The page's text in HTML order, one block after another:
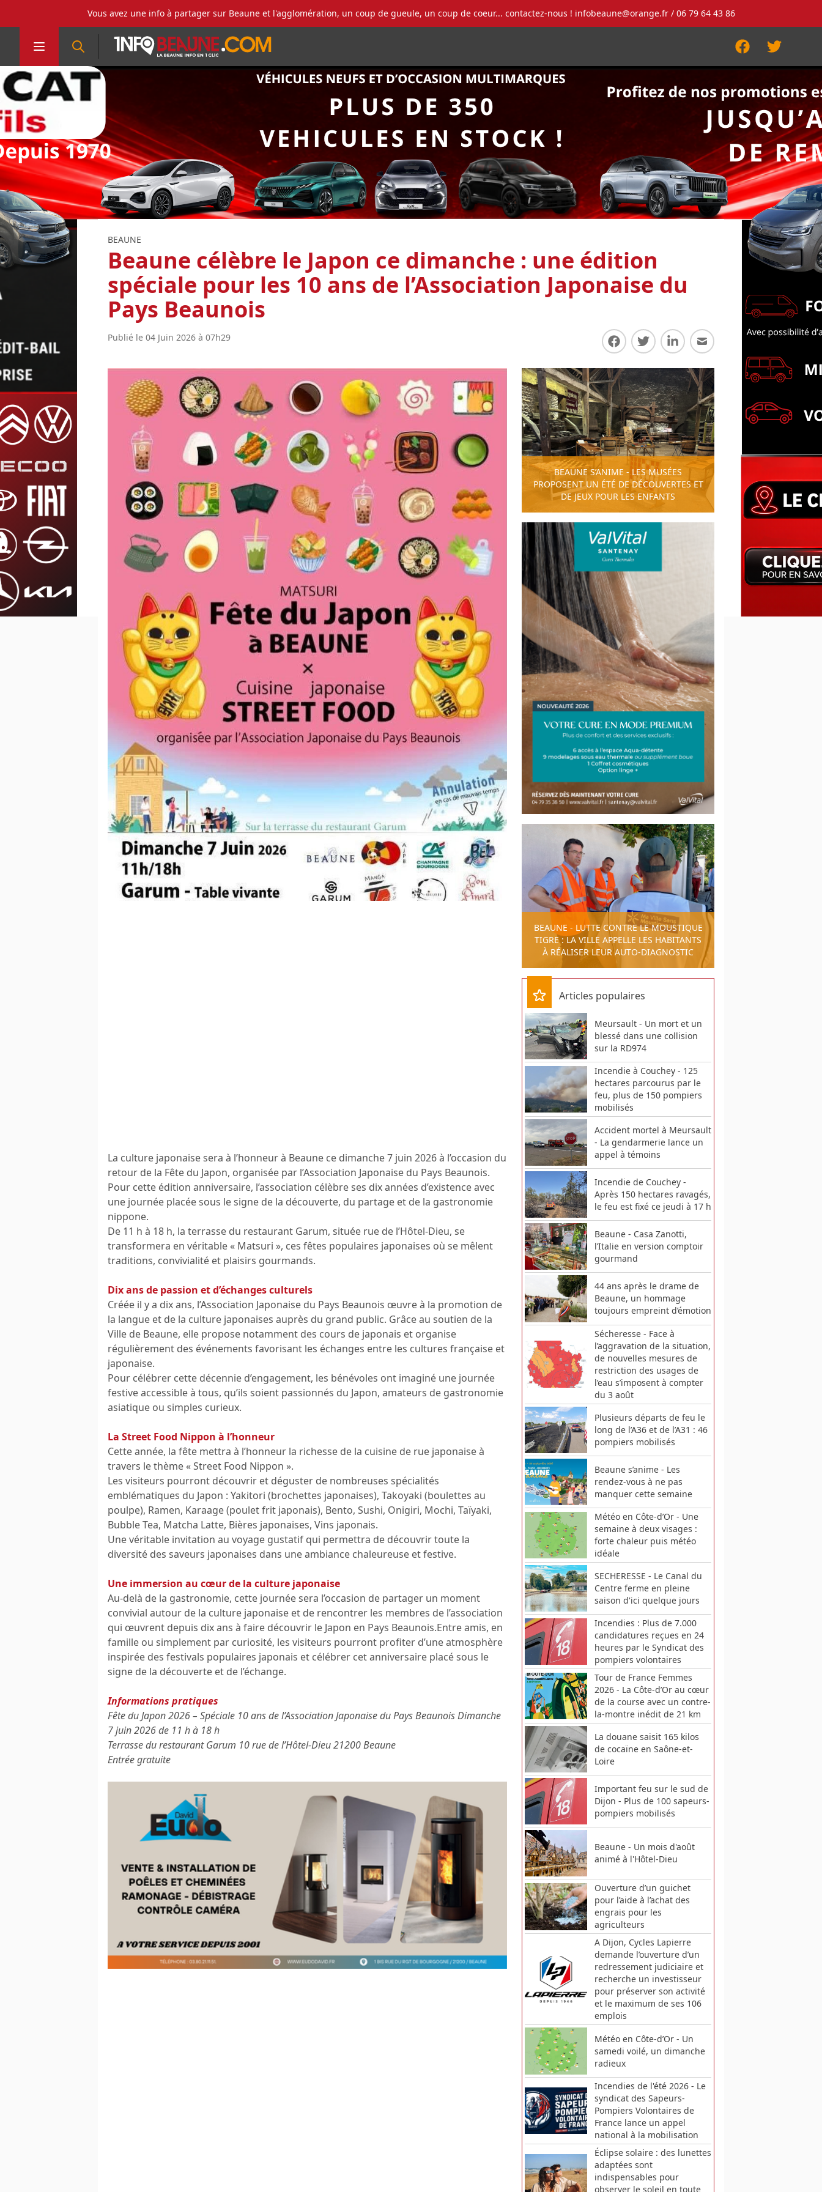
Vous avez une info à partager sur Beaune et l'agglomération, un coup de gueule, un coup de coeur... contactez-nous ! infobeaune@orange.fr/ 06 79 64 43 86
FacebookTwitter
BEAUNE
Beaune célèbre le Japon ce dimanche : une édition
spéciale pour les 10 ans de l’Association Japonaise du
Pays Beaunois
Publié le 04 Juin 2026 à 07h29
Partager sur Facebook
Partager sur Twitter
Partager sur LinkedIn
Partager par E-mail
La culture japonaise sera à l’honneur à Beaune ce dimanche 7 juin 2026 à l’occasion du
retour de la Fête du Japon, organisée par l’Association Japonaise du Pays Beaunois.
Pour cette édition anniversaire, l’association célèbre ses dix années d’existence avec
une journée placée sous le signe de la découverte, du partage et de la gastronomie
nippone.
De 11 h à 18 h, la terrasse du restaurant Garum, située rue de l’Hôtel-Dieu, se
transformera en véritable « Matsuri », ces fêtes populaires japonaises où se mêlent
traditions, convivialité et plaisirs gourmands.
Dix ans de passion et d’échanges culturels
Créée il y a dix ans, l’Association Japonaise du Pays Beaunois œuvre à la promotion de
la langue et de la culture japonaises auprès du grand public. Grâce au soutien de la
Ville de Beaune, elle propose notamment des cours de japonais et organise
régulièrement des événements favorisant les échanges entre les cultures française et
japonaise.
Pour célébrer cette décennie d’engagement, les bénévoles ont imaginé une journée
festive accessible à tous, qu’ils soient passionnés du Japon, amateurs de gastronomie
asiatique ou simples curieux.
La Street Food Nippon à l’honneur
Cette année, la fête mettra à l’honneur la richesse de la cuisine de rue japonaise à
travers le thème « Street Food Nippon ».
Les visiteurs pourront découvrir et déguster de nombreuses spécialités
emblématiques du Japon : Yakitori (brochettes japonaises), Takoyaki (boulettes au
poulpe), Ramen, Karaage (poulet frit japonais), Bento, Sushi, Onigiri, Mochi, Taïyaki,
Bubble Tea, Matcha Latte, Bières japonaises, Vins japonais.
Une véritable invitation au voyage gustatif qui permettra de découvrir toute la
diversité des saveurs japonaises dans une ambiance chaleureuse et festive.
Une immersion au cœur de la culture japonaise
Au-delà de la gastronomie, cette journée sera l’occasion de partager un moment
convivial autour de la culture japonaise et de rencontrer les membres de l’association
qui œuvrent depuis dix ans à faire découvrir le Japon en Pays Beaunois.Entre amis, en
famille ou simplement par curiosité, les visiteurs pourront profiter d’une atmosphère
inspirée des festivals populaires japonais et célébrer cet anniversaire placé sous le
signe de la découverte et de l’échange.
Informations pratiques
Fête du Japon 2026 – Spéciale 10 ans de l’Association Japonaise du Pays Beaunois Dimanche
7 juin 2026 de 11 h à 18 h
Terrasse du restaurant Garum 10 rue de l’Hôtel-Dieu 21200 Beaune
Entrée gratuite
BEAUNE S’ANIME - LES MUSÉES
PROPOSENT UN ÉTÉ DE DÉCOUVERTES ET
DE JEUX POUR LES ENFANTS
BEAUNE - LUTTE CONTRE LE MOUSTIQUE
TIGRE : LA VILLE APPELLE LES HABITANTS
À RÉALISER LEUR AUTO-DIAGNOSTIC
Articles populaires
Meursault - Un mort et un
blessé dans une collision
sur la RD974
Incendie à Couchey - 125
hectares parcourus par le
feu, plus de 150 pompiers
mobilisés
Accident mortel à Meursault
- La gendarmerie lance un
appel à témoins
Incendie de Couchey -
Après 150 hectares ravagés,
le feu est fixé ce jeudi à 17 h
Beaune - Casa Zanotti,
l’Italie en version comptoir
gourmand
44 ans après le drame de
Beaune, un hommage
toujours empreint d’émotion
Sécheresse - Face à
l’aggravation de la situation,
de nouvelles mesures de
restriction des usages de
l’eau s’imposent à compter
du 3 août
Plusieurs départs de feu le
long de l’A36 et de l’A31 : 46
pompiers mobilisés
Beaune s’anime - Les
rendez-vous à ne pas
manquer cette semaine
Météo en Côte-d’Or - Une
semaine à deux visages :
forte chaleur puis météo
idéale
SECHERESSE - Le Canal du
Centre ferme en pleine
saison d'ici quelque jours
Incendies : Plus de 7.000
candidatures reçues en 24
heures par le Syndicat des
pompiers volontaires
Tour de France Femmes
2026 - La Côte-d’Or au cœur
de la course avec un contre-
la-montre inédit de 21 km
La douane saisit 165 kilos
de cocaïne en Saône-et-
Loire
Important feu sur le sud de
Dijon - Plus de 100 sapeurs-
pompiers mobilisés
Beaune - Un mois d'août
animé à l'Hôtel-Dieu
Ouverture d’un guichet
pour l’aide à l’achat des
engrais pour les
agriculteurs
A Dijon, Cycles Lapierre
demande l’ouverture d’un
redressement judiciaire et
recherche un investisseur
pour préserver son activité
et le maximum de ses 106
emplois
Météo en Côte-d’Or - Un
samedi voilé, un dimanche
radieux
Incendies de l'été 2026 - Le
syndicat des Sapeurs-
Pompiers Volontaires de
France lance un appel
national à la mobilisation
Éclipse solaire : des lunettes
adaptées sont
indispensables pour
observer le soleil en toute